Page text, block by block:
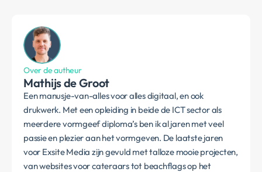
Over de autheur
Mathijs de Groot
Een manusje-van-alles voor alles digitaal, en ook
drukwerk. Met een opleiding in beide de ICT sector als
meerdere vormgeef diploma’s ben ik al jaren met veel
passie en plezier aan het vormgeven. De laatste jaren
voor Exsite Media zijn gevuld met talloze mooie projecten,
van websites voor cateraars tot beachflags op het